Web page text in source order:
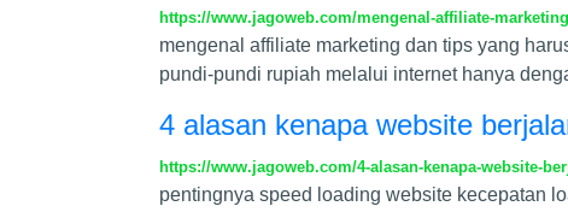
https://www.jagoweb.com/mengenal-affiliate-
mengenal affiliate marketing dan tips yang
pundi-pundi rupiah melalui internet hanya
4 alasan kenapa website
https://www.jagoweb.com/4-alasan-kenapa-website-
pentingnya speed loading website kecepatan